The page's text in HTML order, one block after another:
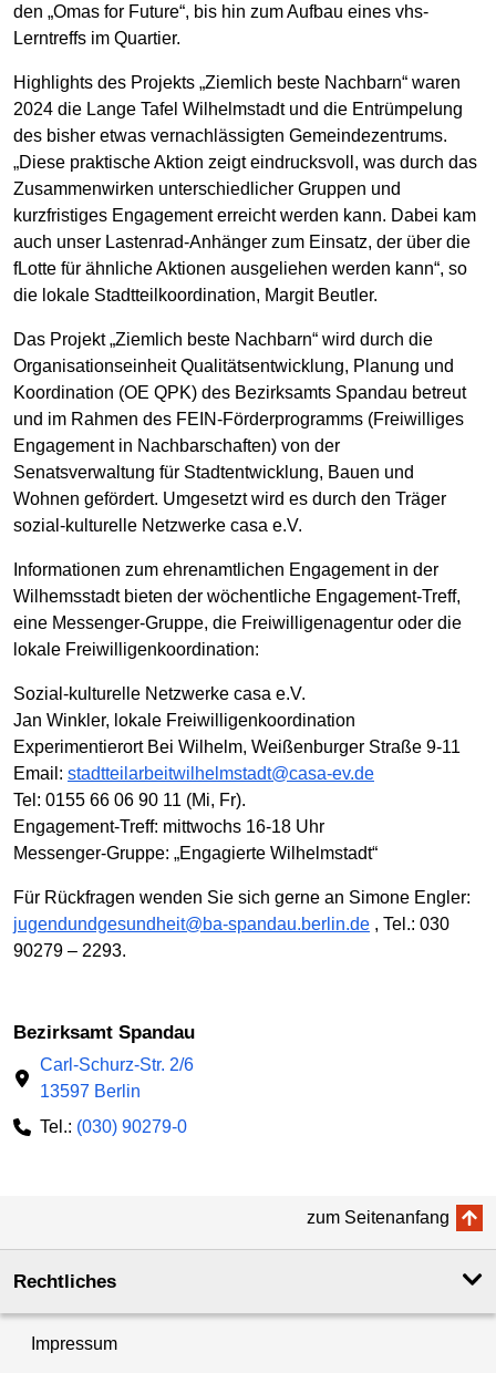
den „Omas for Future“, bis hin zum Aufbau eines vhs-
Lerntreffs im Quartier.
Highlights des Projekts „Ziemlich beste Nachbarn“ waren
2024 die Lange Tafel Wilhelmstadt und die Entrümpelung
des bisher etwas vernachlässigten Gemeindezentrums.
„Diese praktische Aktion zeigt eindrucksvoll, was durch das
Zusammenwirken unterschiedlicher Gruppen und
kurzfristiges Engagement erreicht werden kann. Dabei kam
auch unser Lastenrad-Anhänger zum Einsatz, der über die
fLotte für ähnliche Aktionen ausgeliehen werden kann“, so
die lokale Stadtteilkoordination, Margit Beutler.
Das Projekt „Ziemlich beste Nachbarn“ wird durch die
Organisationseinheit Qualitätsentwicklung, Planung und
Koordination (OE QPK) des Bezirksamts Spandau betreut
und im Rahmen des FEIN-Förderprogramms (Freiwilliges
Engagement in Nachbarschaften) von der
Senatsverwaltung für Stadtentwicklung, Bauen und
Wohnen gefördert. Umgesetzt wird es durch den Träger
sozial-kulturelle Netzwerke casa e.V.
Informationen zum ehrenamtlichen Engagement in der
Wilhemsstadt bieten der wöchentliche Engagement-Treff,
eine Messenger-Gruppe, die Freiwilligenagentur oder die
lokale Freiwilligenkoordination:
Sozial-kulturelle Netzwerke casa e.V.
Jan Winkler, lokale Freiwilligenkoordination
Experimentierort Bei Wilhelm, Weißenburger Straße 9-11
Email: stadtteilarbeitwilhelmstadt@casa-ev.de
Tel: 0155 66 06 90 11 (Mi, Fr).
Engagement-Treff: mittwochs 16-18 Uhr
Messenger-Gruppe: „Engagierte Wilhelmstadt“
Für Rückfragen wenden Sie sich gerne an Simone Engler:
jugendundgesundheit@ba-spandau.berlin.de , Tel.: 030
90279 – 2293.
Bezirksamt Spandau
Carl-Schurz-Str. 2/6
13597 Berlin
Tel.: (030) 90279-0
zum Seitenanfang
Rechtliches
Impressum